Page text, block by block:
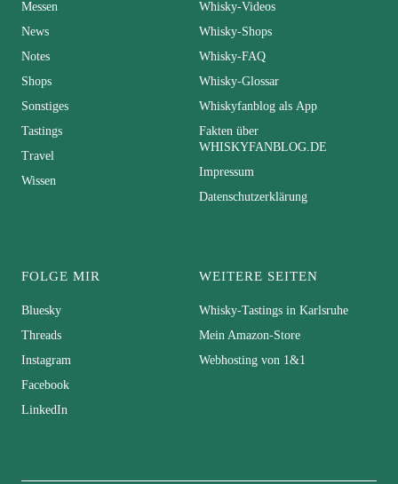
Messen
News
Notes
Shops
Sonstiges
Tastings
Travel
Wissen
Whisky-Videos
Whisky-Shops
Whisky-FAQ
Whisky-Glossar
Whiskyfanblog als App
Fakten über
WHISKYFANBLOG.DE
Impressum
Datenschutzerklärung
FOLGE MIR
Bluesky
Threads
Instagram
Facebook
LinkedIn
WEITERE SEITEN
Whisky-Tastings in Karlsruhe
Mein Amazon-Store
Webhosting von 1&1